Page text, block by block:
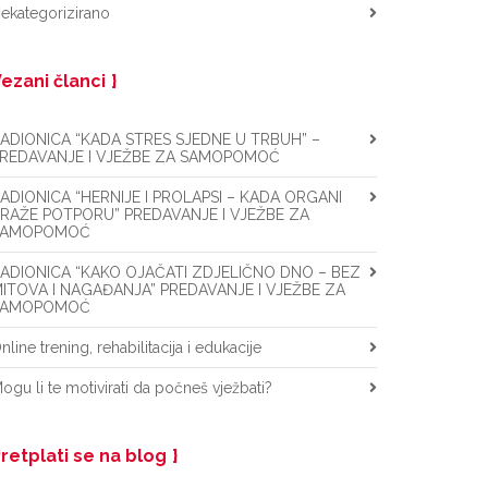
članci
“KADA STRES SJEDNE U TRBUH” –
I VJEŽBE ZA SAMOPOMOĆ
“HERNIJE I PROLAPSI – KADA ORGANI
POTPORU” PREDAVANJE I VJEŽBE ZA
“KAKO OJAČATI ZDJELIČNO DNO – BEZ
I NAGAĐANJA” PREDAVANJE I VJEŽBE ZA
trening, rehabilitacija i edukacije
li te motivirati da počneš vježbati?
se na blog